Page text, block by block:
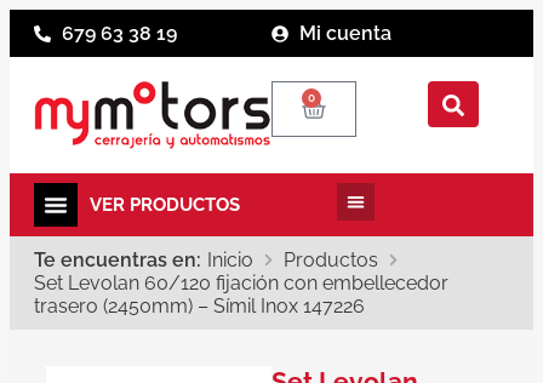
679 63 38 19 Mi cuenta
0
Te encuentras en: Inicio
Productos
Set Levolan 60/120 fijación con embellecedor
trasero (2450mm) – Símil Inox 147226